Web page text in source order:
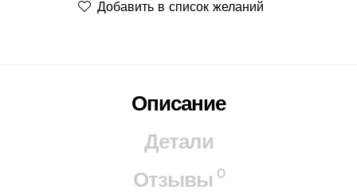
Добавить в список желаний
Описание
Детали
Отзывы 0